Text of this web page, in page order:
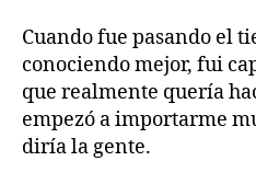
Cuando fue pasando el
conociendo mejor, fui
que realmente quería
empezó a importarme
diría la gente.